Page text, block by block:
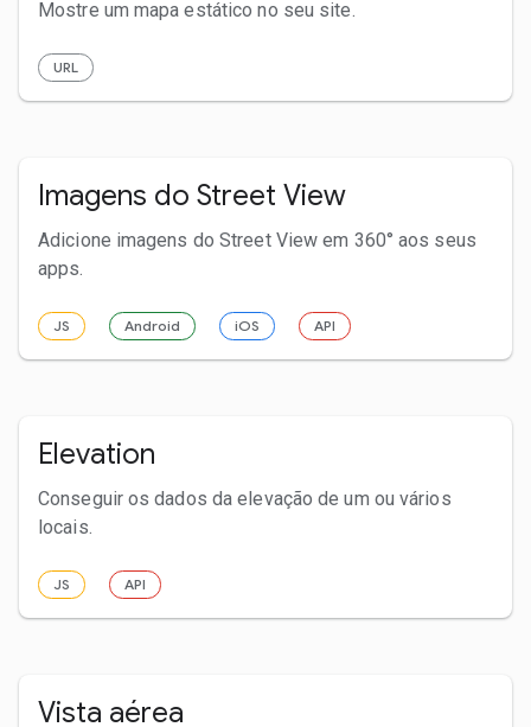
Mostre um mapa estático no seu site.
URL
Imagens do Street View
Adicione imagens do Street View em 360° aos seus
apps.
JS Android iOS API
Elevation
Conseguir os dados da elevação de um ou vários
locais.
JS API
Vista aérea